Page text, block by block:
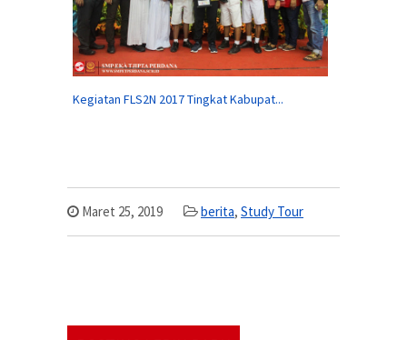
Kegiatan FLS2N 2017 Tingkat Kabupat...
Maret 25, 2019 berita, Study Tour